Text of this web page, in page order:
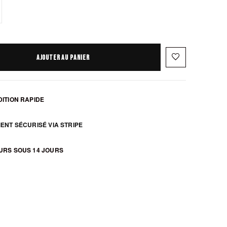
AJOUTER AU PANIER favorite_border
RAPIDE
SÉCURISÉ VIA STRIPE
SOUS 14 JOURS